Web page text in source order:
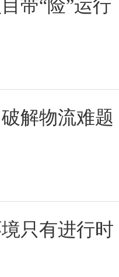
带“险”运行
解物流难题
只有进行时